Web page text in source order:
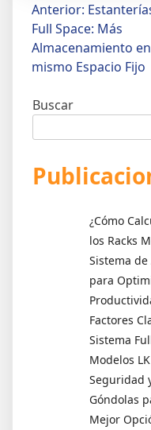
Navegación
de
entradas
Anterior:
Full Space: Más
Almacenamiento
mismo Espacio Fijo
Buscar
¿Cómo
los Racks
Sistema
para
Factores
Sistema
Modelos
Seguridad
Góndolas
Mejor